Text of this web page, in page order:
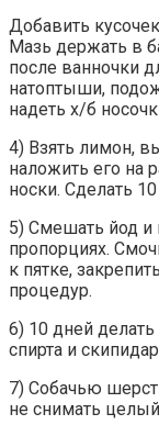
Добавить
Мазь держать в
после ванночки
натоптыши,
надеть х/б
4) Взять лимон,
наложить его на
носки. Сделать
5) Смешать йод
пропорциях.
к пятке,
процедур.
6) 10 дней
спирта и
7) Собачью
не снимать